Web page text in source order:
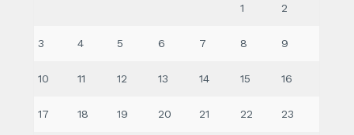
1 2
3 4 5 6 7 8 9
10 11 12 13 14 15 16
17 18 19 20 21 22 23